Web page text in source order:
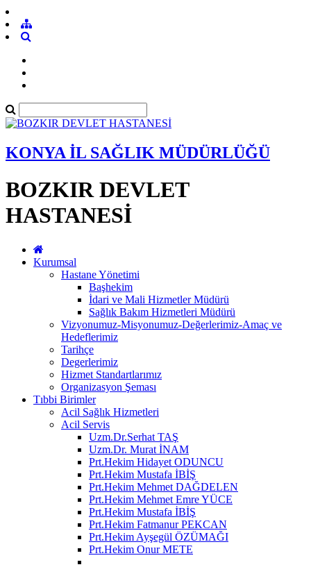
KONYA İL SAĞLIK MÜDÜRLÜĞÜ
BOZKIR DEVLET
HASTANESİ
Kurumsal
Hastane Yönetimi
Başhekim
İdari ve Mali Hizmetler Müdürü
Sağlık Bakım Hizmetleri Müdürü
Vizyonumuz-Misyonumuz-Değerlerimiz-Amaç ve
Hedeflerimiz
Tarihçe
Degerlerimiz
Hizmet Standartlarımız
Organizasyon Şeması
Tıbbi Birimler
Acil Sağlık Hizmetleri
Acil Servis
Uzm.Dr.Serhat TAŞ
Uzm.Dr. Murat İNAM
Prt.Hekim Hidayet ODUNCU
Prt.Hekim Mustafa İBİŞ
Prt.Hekim Mehmet DAĞDELEN
Prt.Hekim Mehmet Emre YÜCE
Prt.Hekim Mustafa İBİŞ
Prt.Hekim Fatmanur PEKCAN
Prt.Hekim Ayşegül ÖZÜMAĞI
Prt.Hekim Onur METE